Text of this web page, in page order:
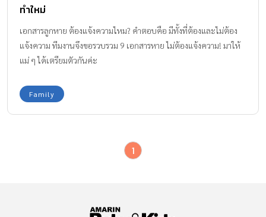
ทำใหม่
เอกสารลูกหาย ต้องแจ้งความไหม? คำตอบคือ มีทั้งที่ต้องและไม่ต้อง
แจ้งความ ทีมงานจึงขอรวบรวม 9 เอกสารหาย ไม่ต้องแจ้งความ! มาให้
แม่ ๆ ได้เตรียมตัวกันค่ะ
Family
1